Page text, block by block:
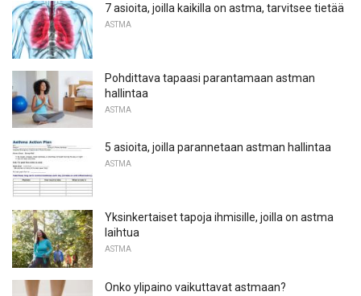
7 asioita, joilla kaikilla on astma, tarvitsee tietää
ASTMA
Pohdittava tapaasi parantamaan astman
hallintaa
ASTMA
5 asioita, joilla parannetaan astman hallintaa
ASTMA
Yksinkertaiset tapoja ihmisille, joilla on astma
laihtua
ASTMA
Onko ylipaino vaikuttavat astmaan?